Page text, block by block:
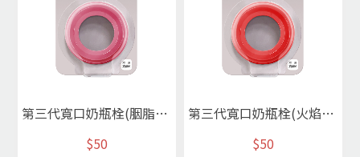
第三代寬口奶瓶栓(胭脂粉)
$50
第三代寬口奶瓶栓(火焰紅)
$50